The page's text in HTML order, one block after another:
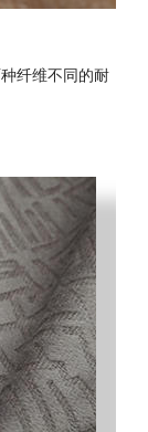
纤维不同的耐